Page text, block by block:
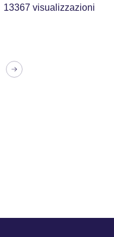
13367 visualizzazioni